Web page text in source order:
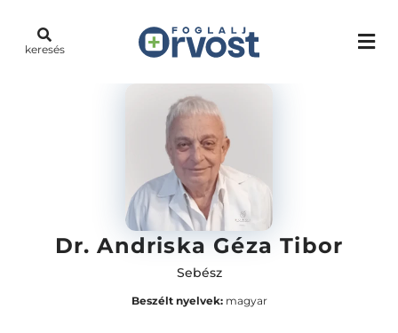
keresés
Dr. Andriska Géza Tibor
Sebész
Beszélt nyelvek:magyar